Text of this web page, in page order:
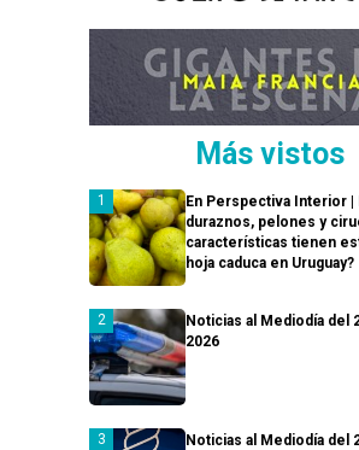
Más vistos
En Perspectiva Interior |
duraznos, pelones y
características tienen
hoja caduca en Uruguay?
Noticias al Mediodía del
2026
Noticias al Mediodía del